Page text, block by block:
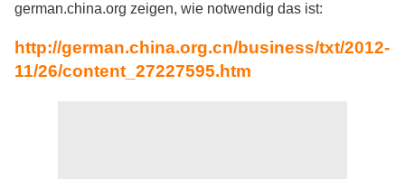
german.china.org zeigen, wie notwendig das ist:
http://german.china.org.cn/business/txt/2012-
11/26/content_27227595.htm